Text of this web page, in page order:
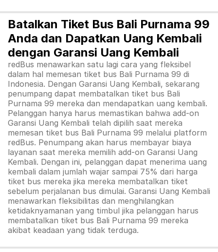
Batalkan Tiket Bus Bali Purnama 99
Anda dan Dapatkan Uang Kembali
dengan Garansi Uang Kembali
redBus menawarkan satu lagi cara yang fleksibel
dalam hal memesan tiket bus Bali Purnama 99 di
Indonesia. Dengan Garansi Uang Kembali, sekarang
penumpang dapat membatalkan tiket bus Bali
Purnama 99 mereka dan mendapatkan uang kembali.
Pelanggan hanya harus memastikan bahwa add-on
Garansi Uang Kembali telah dipilih saat mereka
memesan tiket bus Bali Purnama 99 melalui platform
redBus. Penumpang akan harus membayar biaya
layanan saat mereka memilih add-on Garansi Uang
Kembali. Dengan ini, pelanggan dapat menerima uang
kembali dalam jumlah wajar sampai 75% dari harga
tiket bus mereka jika mereka membatalkan tiket
sebelum perjalanan bus dimulai. Garansi Uang Kembali
menawarkan fleksibilitas dan menghilangkan
ketidaknyamanan yang timbul jika pelanggan harus
membatalkan tiket bus Bali Purnama 99 mereka
akibat keadaan yang tidak terduga.